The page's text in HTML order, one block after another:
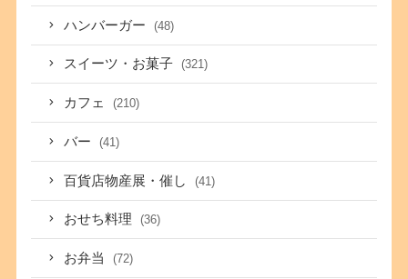
ハンバーガー (48)
スイーツ・お菓子 (321)
カフェ (210)
バー (41)
百貨店物産展・催し (41)
おせち料理 (36)
お弁当 (72)